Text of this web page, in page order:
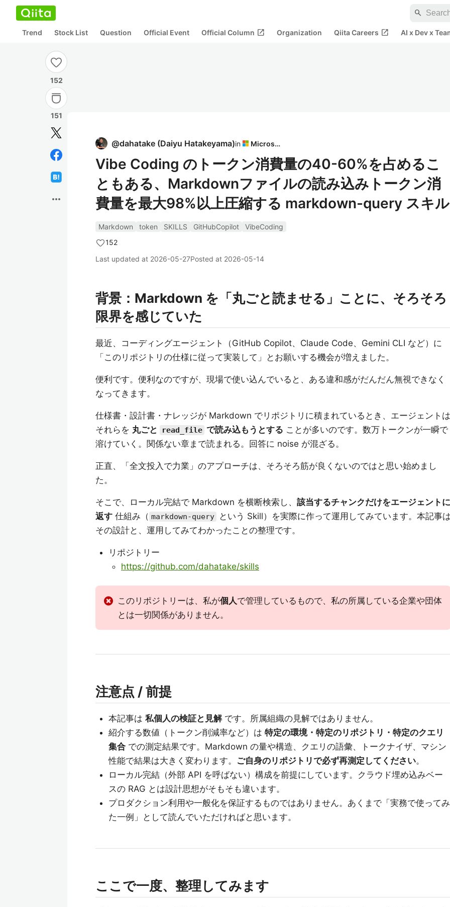
search
Trend Stock List Question Official Event Official Column open_in_new Organization Qiita Careers open_in_new AI x Dev x
152
151
more_horiz
@dahatake (Daiyu Hatakeyama)in Microsoft
Vibe Coding のトークン消費量の40-60%を占めるこ
ともある、Markdownファイルの読み込みトークン消
費量を最大98%以上圧縮する markdown-query スキル
Markdown token SKILLS GitHubCopilot
VibeCoding
152
Last updated at 2026-05-27Posted at 2026-05-14
背景：Markdown を「丸ごと読ませる」ことに、そろそろ
限界を感じていた
最近、コーディングエージェント（GitHub Copilot、Claude Code、Gemini CLI など）に
「このリポジトリの仕様に従って実装して」とお願いする機会が増えました。
便利です。便利なのですが、現場で使い込んでいると、ある違和感がだんだん無視できなく
なってきます。
仕様書・設計書・ナレッジが Markdown でリポジトリに積まれているとき、エージェントは
それらを 丸ごと read_file で読み込もうとする ことが多いのです。数万トークンが一瞬で
溶けていく。関係ない章まで読まれる。回答に noise が混ざる。
正直、「全文投入で力業」のアプローチは、そろそろ筋が良くないのではと思い始めまし
た。
そこで、ローカル完結で Markdown を横断検索し、 該当するチャンクだけをエージェントに
返す 仕組み（ markdown-query
という Skill）を実際に作って運用してみています。本記事
その設計と、運用してみてわかったことの整理です。
リポジトリー
https://github.com/dahatake/skills
このリポジトリーは、私が個人で管理しているもので、私の所属している企業や団体
とは一切関係がありません。
注意点 / 前提
本記事は 私個人の検証と見解です。所属組織の見解ではありません。
紹介する数値（トークン削減率など）は 特定の環境・特定のリポジトリ・特定のクエリ
集合での測定結果です。Markdown の量や構造、クエリの語彙、トークナイザ、マシン
性能で結果は大きく変わります。
ご自身のリポジトリで必ず再測定してください。
ローカル完結（外部 API を呼ばない）構成を前提にしています。クラウド埋め込みベー
スの RAG とは設計思想がそもそも違います。
プロダクション利用や一般化を保証するものではありません。あくまで「実務で使ってみ
た一例」として読んでいただければと思います。
ここで一度、整理してみます